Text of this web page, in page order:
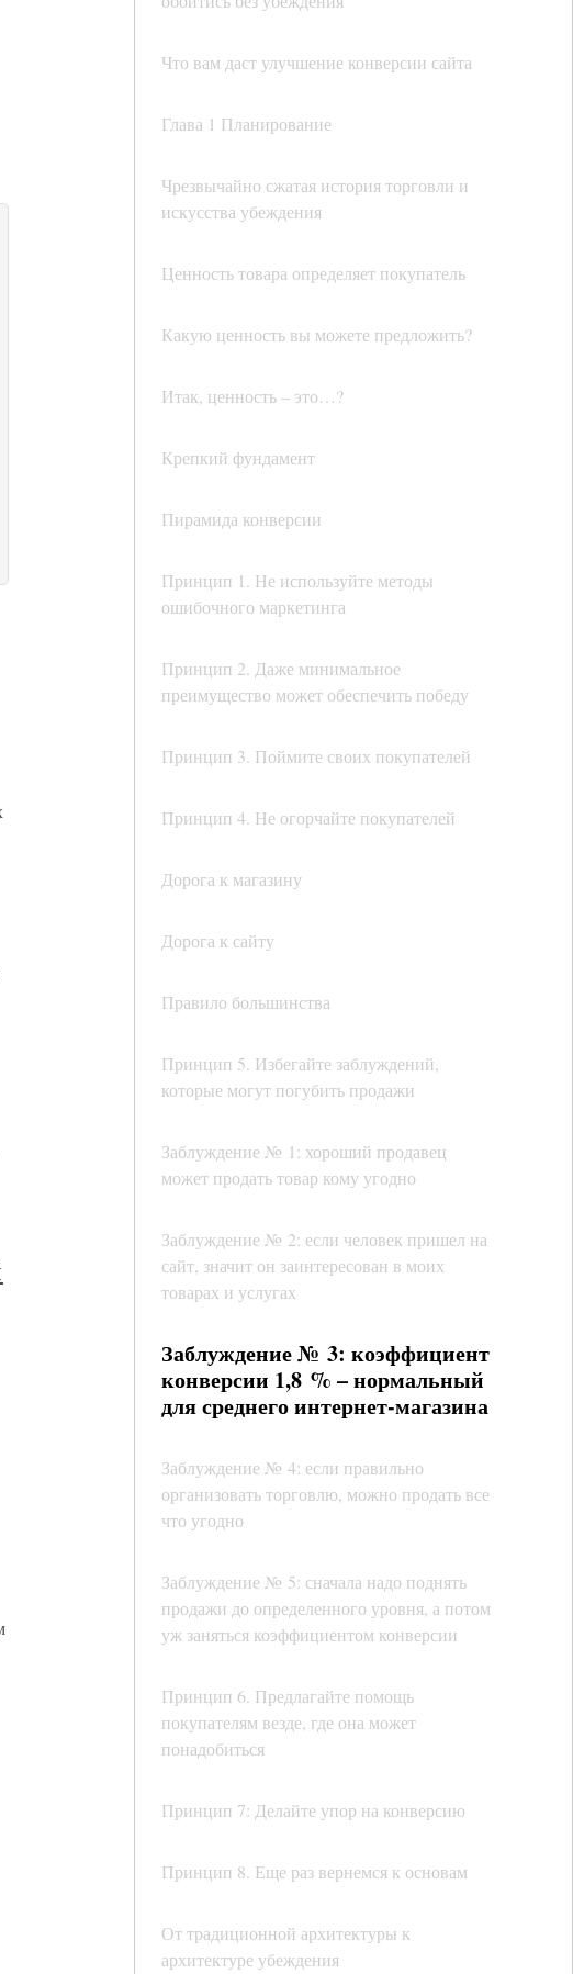
Что вам даст улучшение конверсии сайта
Глава 1 Планирование
Чрезвычайно сжатая история торговли и
искусства убеждения
Ценность товара определяет покупатель
Какую ценность вы можете предложить?
Итак, ценность – это…?
Крепкий фундамент
Пирамида конверсии
Принцип 1. Не используйте методы
ошибочного маркетинга
Принцип 2. Даже минимальное
преимущество может обеспечить победу
Принцип 3. Поймите своих покупателей
Принцип 4. Не огорчайте покупателей
Дорога к магазину
Дорога к сайту
Правило большинства
Принцип 5. Избегайте заблуждений,
которые могут погубить продажи
Заблуждение № 1: хороший продавец
может продать товар кому угодно
Заблуждение № 2: если человек пришел на
сайт, значит он заинтересован в моих
товарах и услугах
Заблуждение № 3: коэффициент
конверсии 1,8 % – нормальный
для среднего интернет-магазина
Заблуждение № 4: если правильно
организовать торговлю, можно продать все
что угодно
Заблуждение № 5: сначала надо поднять
продажи до определенного уровня, а потом
уж заняться коэффициентом конверсии
Принцип 6. Предлагайте помощь
покупателям везде, где она может
понадобиться
Принцип 7: Делайте упор на конверсию
Принцип 8. Еще раз вернемся к основам
От традиционной архитектуры к
архитектуре убеждения